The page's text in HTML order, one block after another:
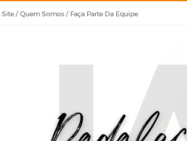
/ Quem Somos / Faça Parte Da Equipe